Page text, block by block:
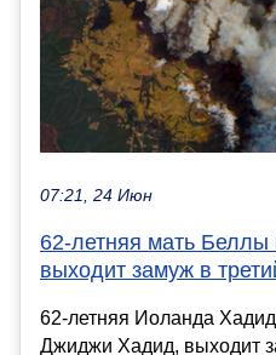
07:21, 24 Июн
62-летняя мать
выходит замуж в
62-летняя Иоланда
Джиджи Хадид, выходит